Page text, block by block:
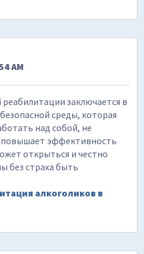
AM
заключается в
среды, которая
над собой, не
повышает эффективность
открыться и честно
без страха быть
алкоголиков в